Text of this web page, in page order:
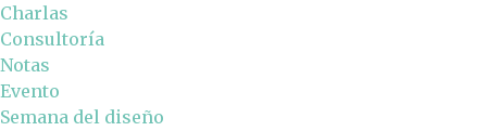
Charlas
Consultoría
Notas
Evento
Semana del diseño